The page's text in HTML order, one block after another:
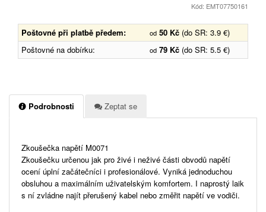
Kód: EMT07750161
Poštovné při platbě předem: od 50 Kč (do SR: 3.9 €)
Poštovné na dobírku:
od 79 Kč (do SR: 5.5 €)
Podrobnosti Zeptat se
Zkoušečka napětí M0071
Zkoušečku určenou jak pro živé i neživé části obvodů napětí
ocení úplní začátečníci i profesionálové. Vyniká jednoduchou
obsluhou a maximálním uživatelským komfortem. I naprostý laik
s ní zvládne najít přerušený kabel nebo změřit napětí ve vodiči.